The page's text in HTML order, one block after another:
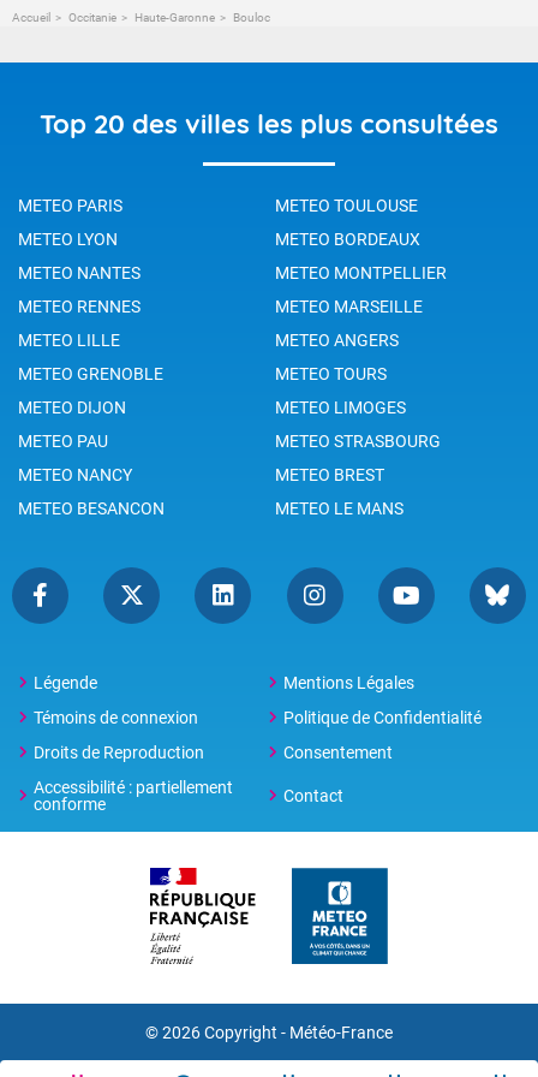
Accueil Occitanie Haute-Garonne Bouloc
Top 20 des villes les plus consultées
METEO PARIS
METEO TOULOUSE
METEO LYON
METEO BORDEAUX
METEO NANTES
METEO MONTPELLIER
METEO RENNES
METEO MARSEILLE
METEO LILLE
METEO ANGERS
METEO GRENOBLE
METEO TOURS
METEO DIJON
METEO LIMOGES
METEO PAU
METEO STRASBOURG
METEO NANCY
METEO BREST
METEO BESANCON
METEO LE MANS
Légende
Mentions Légales
Témoins de connexion
Politique de Confidentialité
Droits de Reproduction
Consentement
Accessibilité : partiellement
conforme
Contact
© 2026 Copyright - Météo-France